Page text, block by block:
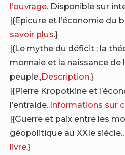
l’ouvrage. Disponible sur
|{Epicure et l’économie du
savoir plus.}
|{Le mythe du déficit ; la
monnaie et la naissance de
peuple.,Description.}
|{Pierre Kropotkine et
l’entraide.,Informations sur
|{Guerre et paix entre les
géopolitique au XXIe siècle.,
livre.}